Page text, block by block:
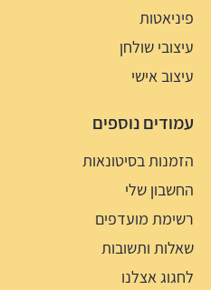
פיניאטות
עיצובי שולחן
עיצוב אישי
עמודים נוספים
הזמנות בסיטונאות
החשבון שלי
רשימת מועדפים
שאלות ותשובות
לחגוג אצלנו